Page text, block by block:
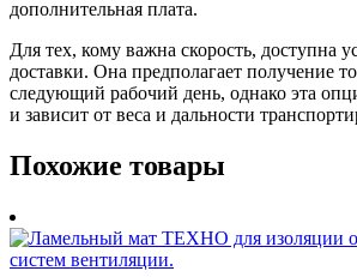
дополнительная плата.
Для тех, кому важна скорость, доступна
доставки. Она предполагает получение
следующий рабочий день, однако эта
и зависит от веса и дальности
Похожие товары